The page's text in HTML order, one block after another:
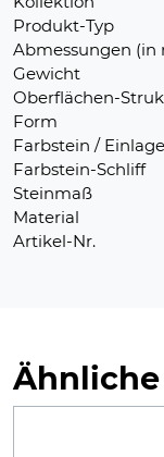
Produkt-Typ
Abmessungen (in
Gewicht
Oberflächen-
Form
Farbstein / Einlage
Farbstein-Schliff
Steinmaß
Material
Artikel-Nr.